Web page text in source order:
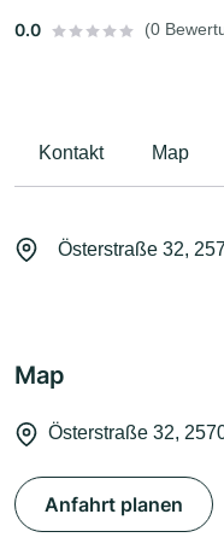
0.0 (0
Kontakt Map
Österstraße 32,
Map
Österstraße 32,
Anfahrt planen